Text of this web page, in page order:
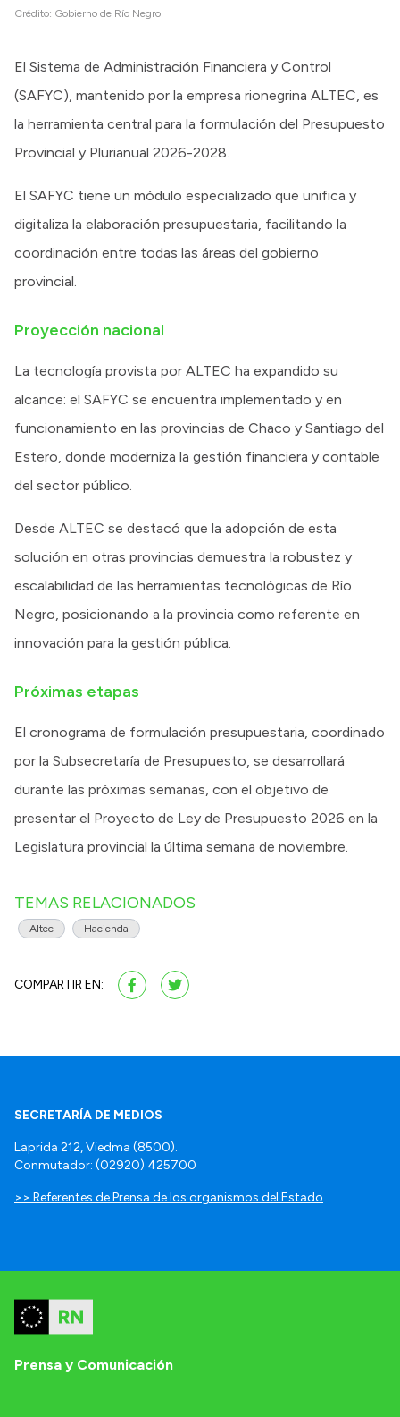
Crédito: Gobierno de Río Negro
El Sistema de Administración Financiera y Control
(SAFYC), mantenido por la empresa rionegrina ALTEC, es
la herramienta central para la formulación del Presupuesto
Provincial y Plurianual 2026-2028.
El SAFYC tiene un módulo especializado que unifica y
digitaliza la elaboración presupuestaria, facilitando la
coordinación entre todas las áreas del gobierno
provincial.
Proyección nacional
La tecnología provista por ALTEC ha expandido su
alcance: el SAFYC se encuentra implementado y en
funcionamiento en las provincias de Chaco y Santiago del
Estero, donde moderniza la gestión financiera y contable
del sector público.
Desde ALTEC se destacó que la adopción de esta
solución en otras provincias demuestra la robustez y
escalabilidad de las herramientas tecnológicas de Río
Negro, posicionando a la provincia como referente en
innovación para la gestión pública.
Próximas etapas
El cronograma de formulación presupuestaria, coordinado
por la Subsecretaría de Presupuesto, se desarrollará
durante las próximas semanas, con el objetivo de
presentar el Proyecto de Ley de Presupuesto 2026 en la
Legislatura provincial la última semana de noviembre.
TEMAS RELACIONADOS
Altec Hacienda
COMPARTIR EN:
SECRETARÍA DE MEDIOS
Laprida 212, Viedma (8500).
Conmutador: (02920) 425700
>> Referentes de Prensa de los organismos del Estado
Prensa y Comunicación